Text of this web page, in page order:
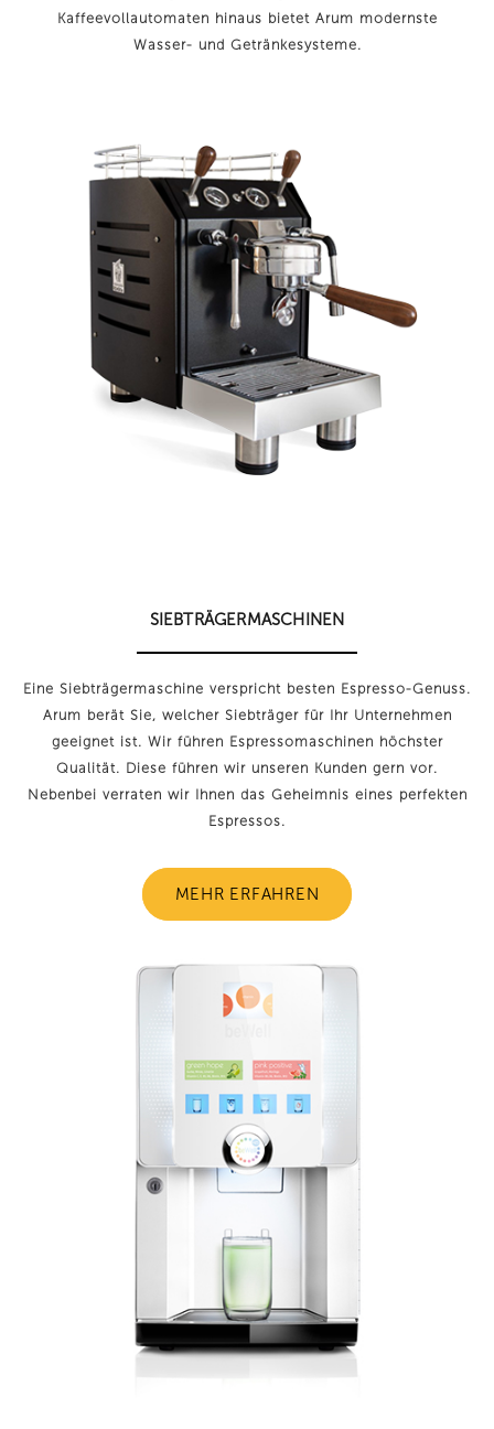
Kaffeevollautomaten hinaus bietet Arum modernste
Wasser- und Getränkesysteme.
SIEBTRÄGERMASCHINEN
Eine Siebträgermaschine verspricht besten Espresso-Genuss.
Arum berät Sie, welcher Siebträger für Ihr Unternehmen
geeignet ist. Wir führen Espressomaschinen höchster
Qualität. Diese führen wir unseren Kunden gern vor.
Nebenbei verraten wir Ihnen das Geheimnis eines perfekten
Espressos.
MEHR ERFAHREN